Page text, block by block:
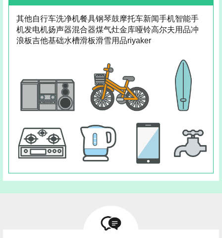
其他自行车洗净机餐具钢琴鼓摩托车新闻手机智能手
机发电机扬声器混合器煤气灶金库哑铃高尔夫用品冲
浪板吉他基础水槽滑板滑雪用品riyaker